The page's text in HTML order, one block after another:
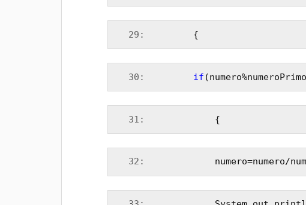
  29:
         {
  30:
if
  31:
             {
  32:
numero=numero/